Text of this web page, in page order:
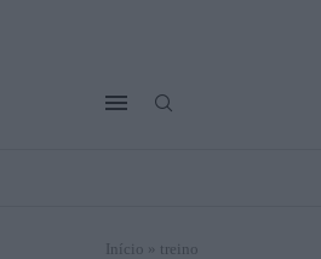
Início » treino